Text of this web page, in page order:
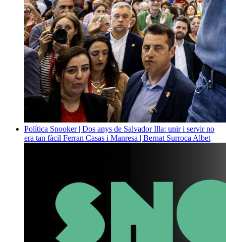
Política Snooker | Dos anys de Salvador Illa: unir i servir no
era tan fàcil Ferran Casas i Manresa | Bernat Surroca Albet